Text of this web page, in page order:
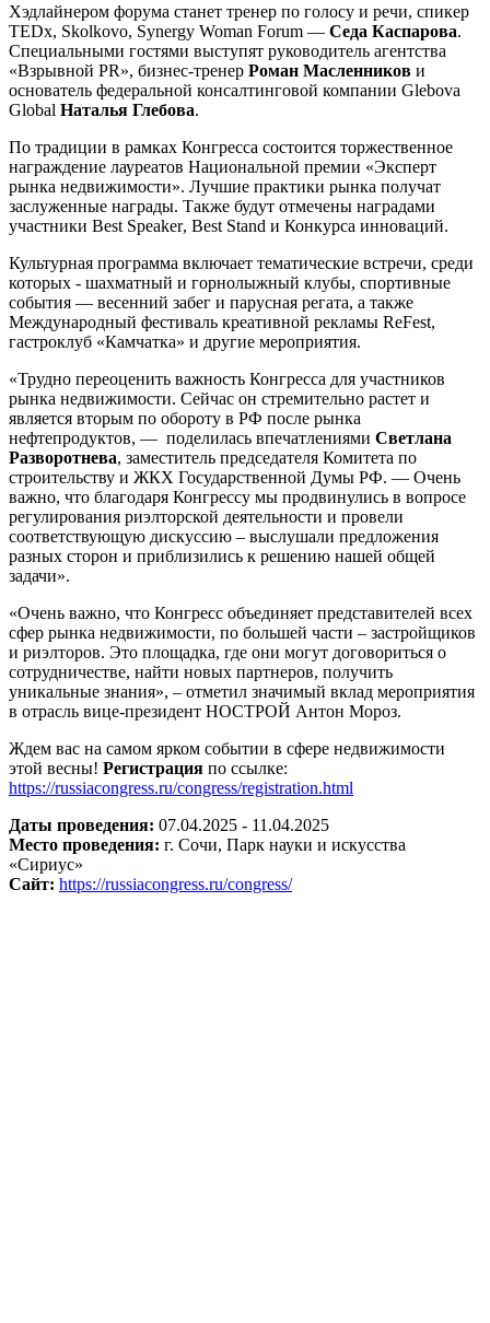
Хэдлайнером форума станет тренер по голосу и речи, спикер
TEDx, Skolkovo, Synergy Woman Forum — Седа Каспарова.
Специальными гостями выступят руководитель агентства
«Взрывной PR», бизнес-тренер Роман Масленников и
основатель федеральной консалтинговой компании Glebova
Global Наталья Глебова.
По традиции в рамках Конгресса состоится торжественное
награждение лауреатов Национальной премии «Эксперт
рынка недвижимости». Лучшие практики рынка получат
заслуженные награды. Также будут отмечены наградами
участники Best Speaker, Best Stand и Конкурса инноваций.
Культурная программа включает тематические встречи, среди
которых - шахматный и горнолыжный клубы, спортивные
события — весенний забег и парусная регата, а также
Международный фестиваль креативной рекламы ReFest,
гастроклуб «Камчатка» и другие мероприятия.
«Трудно переоценить важность Конгресса для участников
рынка недвижимости. Сейчас он стремительно растет и
является вторым по обороту в РФ после рынка
нефтепродуктов, — поделилась впечатлениями Светлана
Разворотнева, заместитель председателя Комитета по
строительству и ЖКХ Государственной Думы РФ. — Очень
важно, что благодаря Конгрессу мы продвинулись в вопросе
регулирования риэлторской деятельности и провели
соответствующую дискуссию – выслушали предложения
разных сторон и приблизились к решению нашей общей
задачи».
«Очень важно, что Конгресс объединяет представителей всех
сфер рынка недвижимости, по большей части – застройщиков
и риэлторов. Это площадка, где они могут договориться о
сотрудничестве, найти новых партнеров, получить
уникальные знания», – отметил значимый вклад мероприятия
в отрасль вице-президент НОСТРОЙ Антон Мороз.
Ждем вас на самом ярком событии в сфере недвижимости
этой весны! Регистрация по ссылке:
https://russiacongress.ru/congress/registration.html
Даты проведения: 07.04.2025 - 11.04.2025
Место проведения: г. Сочи, Парк науки и искусства
«Сириус»
Сайт: https://russiacongress.ru/congress/